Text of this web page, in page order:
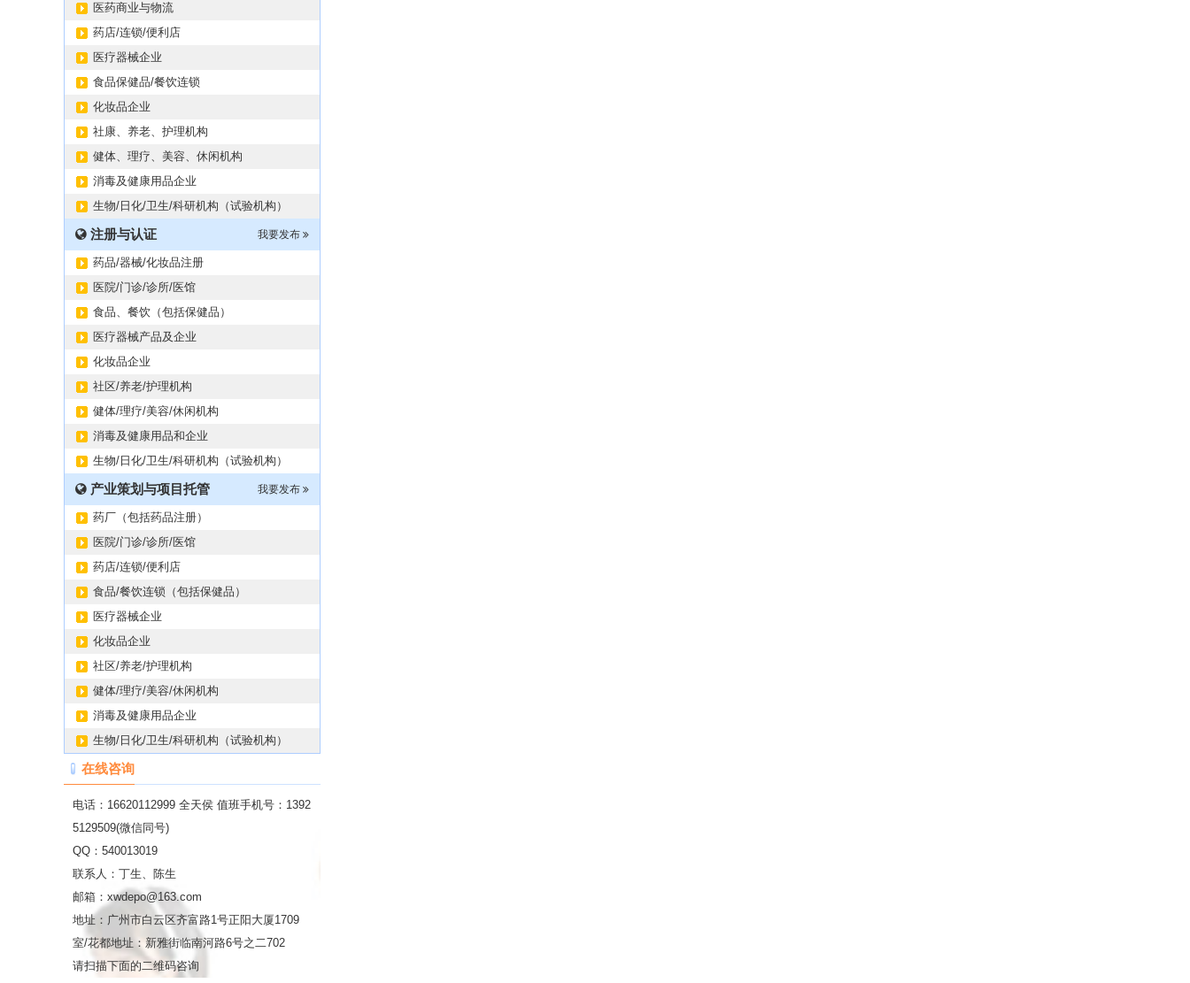
医药商业与物流
药店/连锁/便利店
医疗器械企业
食品保健品/餐饮连锁
化妆品企业
社康、养老、护理机构
健体、理疗、美容、休闲机构
消毒及健康用品企业
生物/日化/卫生/科研机构（试验机构）
我要发布
注册与认证
药品/器械/化妆品注册
医院/门诊/诊所/医馆
食品、餐饮（包括保健品）
医疗器械产品及企业
化妆品企业
社区/养老/护理机构
健体/理疗/美容/休闲机构
消毒及健康用品和企业
生物/日化/卫生/科研机构（试验机构）
我要发布
产业策划与项目托管
药厂（包括药品注册）
医院/门诊/诊所/医馆
药店/连锁/便利店
食品/餐饮连锁（包括保健品）
医疗器械企业
化妆品企业
社区/养老/护理机构
健体/理疗/美容/休闲机构
消毒及健康用品企业
生物/日化/卫生/科研机构（试验机构）
在线咨询
电话：16620112999 全天侯 值班手机号：1392
5129509(微信同号)
QQ：540013019
联系人：丁生、陈生
邮箱：xwdepo@163.com
地址：广州市白云区齐富路1号正阳大厦1709
室/花都地址：新雅街临南河路6号之二702
请扫描下面的二维码咨询